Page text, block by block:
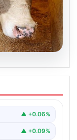
ekranı
canlı kilo
İl Detaylar”,
▲ +0.06%
▲ +0.09%